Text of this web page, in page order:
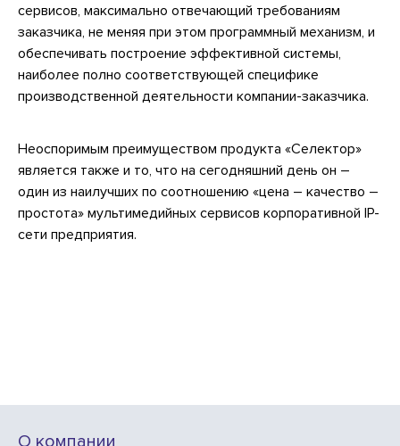
сервисов, максимально отвечающий требованиям
заказчика, не меняя при этом программный механизм, и
обеспечивать построение эффективной системы,
наиболее полно соответствующей специфике
производственной деятельности компании-заказчика.
Неоспоримым преимуществом продукта «Селектор»
является также и то, что на сегодняшний день он –
один из наилучших по соотношению «цена – качество –
простота» мультимедийных сервисов корпоративной IP-
сети предприятия.
О компании